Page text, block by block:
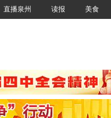
直播泉州 读报 美食